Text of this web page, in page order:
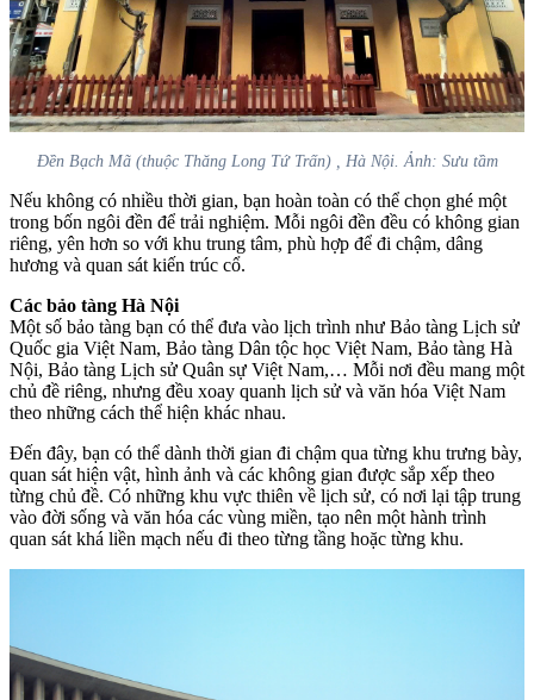
Đền Bạch Mã (thuộc Thăng Long Tứ Trấn) , Hà Nội. Ảnh: Sưu tầm
Nếu không có nhiều thời gian, bạn hoàn toàn có thể chọn ghé một
trong bốn ngôi đền để trải nghiệm. Mỗi ngôi đền đều có không gian
riêng, yên hơn so với khu trung tâm, phù hợp để đi chậm, dâng
hương và quan sát kiến trúc cổ.
Các bảo tàng Hà Nội
Một số bảo tàng bạn có thể đưa vào lịch trình như Bảo tàng Lịch sử
Quốc gia Việt Nam, Bảo tàng Dân tộc học Việt Nam, Bảo tàng Hà
Nội, Bảo tàng Lịch sử Quân sự Việt Nam,… Mỗi nơi đều mang một
chủ đề riêng, nhưng đều xoay quanh lịch sử và văn hóa Việt Nam
theo những cách thể hiện khác nhau.
Đến đây, bạn có thể dành thời gian đi chậm qua từng khu trưng bày,
quan sát hiện vật, hình ảnh và các không gian được sắp xếp theo
từng chủ đề. Có những khu vực thiên về lịch sử, có nơi lại tập trung
vào đời sống và văn hóa các vùng miền, tạo nên một hành trình
quan sát khá liền mạch nếu đi theo từng tầng hoặc từng khu.